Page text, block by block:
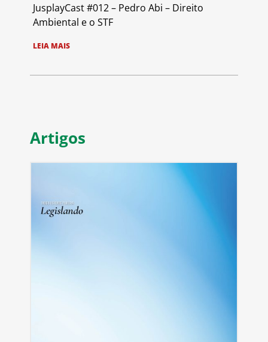
JusplayCast #012 – Pedro Abi – Direito
Ambiental e o STF
LEIA MAIS
Artigos